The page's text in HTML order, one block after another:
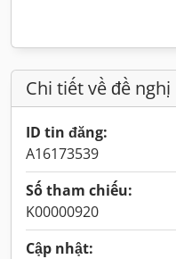
Chi tiết về đề nghị
ID tin đăng:
A16173539
Số tham chiếu:
K00000920
Cập nhật: